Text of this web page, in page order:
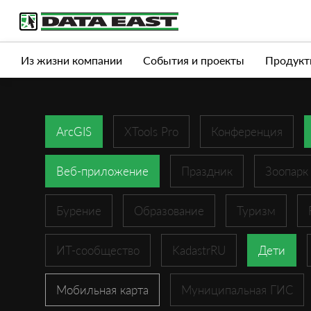
Услуги Продукты Истории успеха
Из жизни компании События и проекты
ArcGIS XTools Pro Конференция
Веб-приложение Праздник Зоопарк
Бурение Образование Туризм
ИТ-сообщество KadastrRU Дети
Мобильная карта Муниципальная ГИС